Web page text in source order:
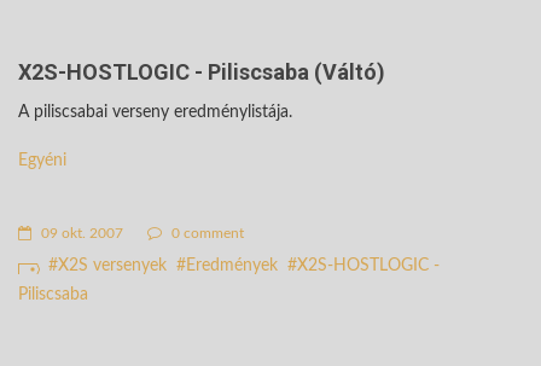
X2S-HOSTLOGIC - Piliscsaba (Váltó)
A piliscsabai verseny eredménylistája.
Egyéni
09 okt. 2007 0 comment
X2S versenyek Eredmények
X2S-HOSTLOGIC -
Piliscsaba